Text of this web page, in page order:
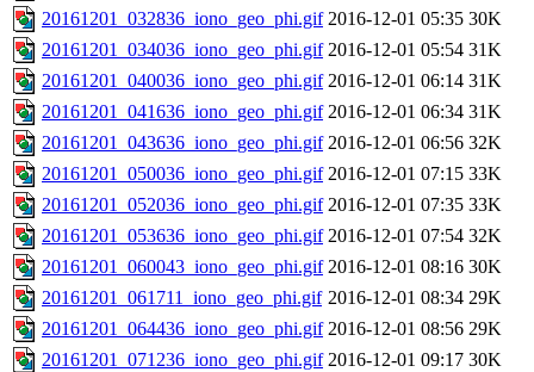
20161201_032836_iono_geo_phi.gif 2016-12-01 05:35 30K
20161201_034036_iono_geo_phi.gif 2016-12-01 05:54 31K
20161201_040036_iono_geo_phi.gif 2016-12-01 06:14 31K
20161201_041636_iono_geo_phi.gif 2016-12-01 06:34 31K
20161201_043636_iono_geo_phi.gif 2016-12-01 06:56 32K
20161201_050036_iono_geo_phi.gif 2016-12-01 07:15 33K
20161201_052036_iono_geo_phi.gif 2016-12-01 07:35 33K
20161201_053636_iono_geo_phi.gif 2016-12-01 07:54 32K
20161201_060043_iono_geo_phi.gif 2016-12-01 08:16 30K
20161201_061711_iono_geo_phi.gif 2016-12-01 08:34 29K
20161201_064436_iono_geo_phi.gif 2016-12-01 08:56 29K
20161201_071236_iono_geo_phi.gif 2016-12-01 09:17 30K